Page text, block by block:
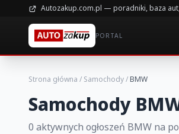
Autozakup.com.pl — poradniki, baza
PORTAL
Strona główna / Samochody/BMW
Samochody
0 aktywnych ogłoszeń BMW na